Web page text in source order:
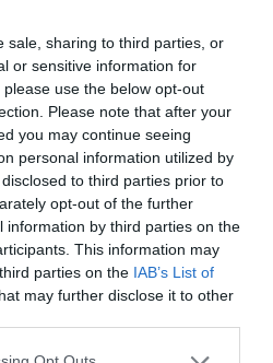
sale, sharing to third parties, or
or sensitive information for
use the below opt-out
Please note that after your
you may continue seeing
personal information utilized by
to third parties prior to
opt-out of the further
information by third parties on the
This information may
parties on the IAB’s List of
may further disclose it to other
jour et à l’heure prévue. Il va
TRES cher, mais
pour toutes les autres
de passer la douane , à
ces gens sont toujours prêts à
un alibi pour ne pas contrôler
RÉPONDRE
:
2 décembre 2024 - 18